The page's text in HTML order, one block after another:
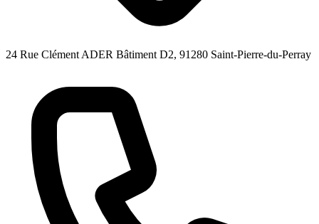
24 Rue Clément ADER Bâtiment D2, 91280 Saint-Pierre-du-Perray